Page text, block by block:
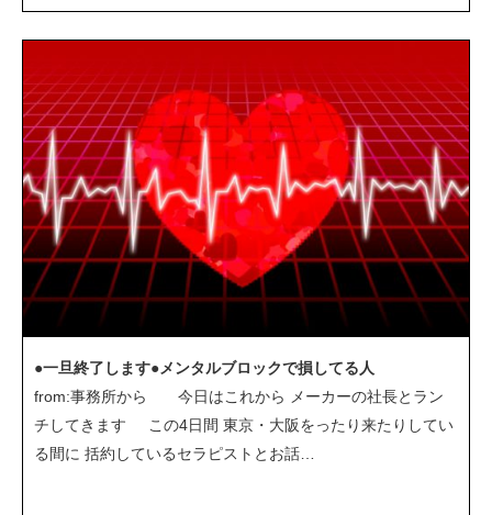
●一旦終了します●メンタルブロックで損してる人
from:事務所から 今日はこれから メーカーの社長とラン
チしてきます この4日間 東京・大阪をったり来たりしてい
る間に 括約しているセラピストとお話…